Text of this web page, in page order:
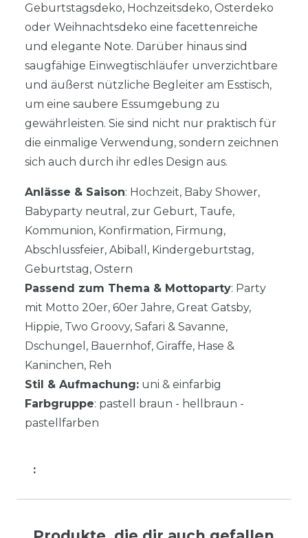
Geburtstagsdeko, Hochzeitsdeko, Osterdeko
oder Weihnachtsdeko eine facettenreiche
und elegante Note. Darüber hinaus sind
saugfähige Einwegtischläufer unverzichtbare
und äußerst nützliche Begleiter am Esstisch,
um eine saubere Essumgebung zu
gewährleisten. Sie sind nicht nur praktisch für
die einmalige Verwendung, sondern zeichnen
sich auch durch ihr edles Design aus.
Anlässe & Saison: Hochzeit, Baby Shower,
Babyparty neutral, zur Geburt, Taufe,
Kommunion, Konfirmation, Firmung,
Abschlussfeier, Abiball, Kindergeburtstag,
Geburtstag, Ostern
Passend zum Thema & Mottoparty: Party
mit Motto 20er, 60er Jahre, Great Gatsby,
Hippie, Two Groovy, Safari & Savanne,
Dschungel, Bauernhof, Giraffe, Hase &
Kaninchen, Reh
Stil & Aufmachung: uni & einfarbig
Farbgruppe: pastell braun - hellbraun -
pastellfarben
: